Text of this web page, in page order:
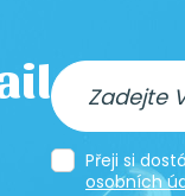
Přeji si
osobních